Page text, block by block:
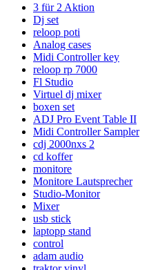
3 für 2 Aktion
Dj set
reloop poti
Analog cases
Midi Controller key
reloop rp 7000
Fl Studio
Virtuel dj mixer
boxen set
ADJ Pro Event Table II
Midi Controller Sampler
cdj 2000nxs 2
cd koffer
monitore
Monitore Lautsprecher
Studio-Monitor
Mixer
usb stick
laptopp stand
control
adam audio